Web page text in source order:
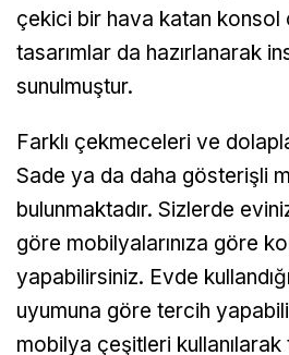
çekici bir hava katan konsol
tasarımlar da hazırlanarak
sunulmuştur.
Farklı çekmeceleri ve
Sade ya da daha gösterişli
bulunmaktadır. Sizlerde
göre mobilyalarınıza göre
yapabilirsiniz. Evde
uyumuna göre tercih
mobilya çeşitleri kullanılarak